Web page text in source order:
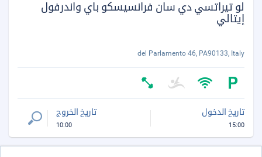
لو تيراتسي دي سان فرانسيسكو باي واندرفول
إيتالي
del Parlamento 46, PA90133, Italy
تاريخ الدخول
15:00
تاريخ الخروج
10:00